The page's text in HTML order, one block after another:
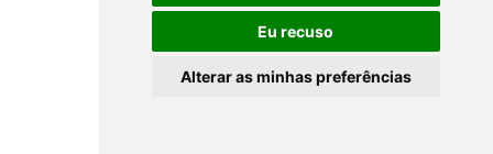
Eu recuso
Alterar as minhas preferências